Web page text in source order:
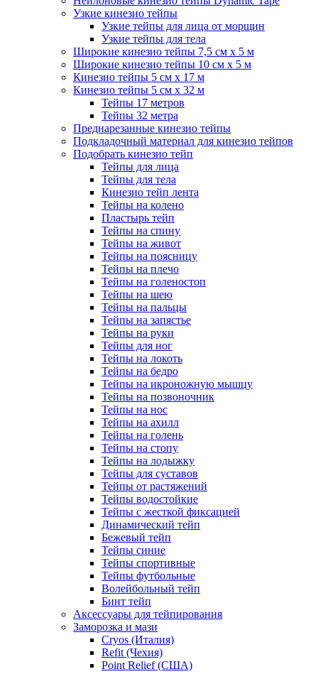
Узкие кинезио тейпы
Узкие тейпы для лица от морщин
Узкие тейпы для тела
Широкие кинезио тейпы 7,5 см x 5 м
Широкие кинезио тейпы 10 см х 5 м
Кинезио тейпы 5 см x 17 м
Кинезио тейпы 5 см х 32 м
Тейпы 17 метров
Тейпы 32 метра
Преднарезанные кинезио тейпы
Подкладочный материал для кинезио тейпов
Подобрать кинезио тейп
Тейпы для лица
Тейпы для тела
Кинезио тейп лента
Тейпы на колено
Пластырь тейп
Тейпы на спину
Тейпы на живот
Тейпы на поясницу
Тейпы на плечо
Тейпы на голеностоп
Тейпы на шею
Тейпы на пальцы
Тейпы на запястье
Тейпы на руки
Тейпы для ног
Тейпы на локоть
Тейпы на бедро
Тейпы на икроножную мышцу
Тейпы на позвоночник
Тейпы на нос
Тейпы на ахилл
Тейпы на голень
Тейпы на стопу
Тейпы на лодыжку
Тейпы для суставов
Тейпы от растяжений
Тейпы водостойкие
Тейпы с жесткой фиксацией
Динамический тейп
Бежевый тейп
Тейпы синие
Тейпы спортивные
Тейпы футбольные
Волейбольный тейп
Бинт тейп
Аксессуары для тейпирования
Заморозка и мази
Cryos (Италия)
Refit (Чехия)
Point Relief (США)